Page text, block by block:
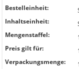
Bestelleinheit:
Inhaltseinheit:
Mengenstaffel:
Preis gilt für:
Verpackungsmenge: